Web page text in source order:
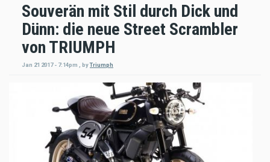
Souverän mit Stil durch Dick und
Dünn: die neue Street Scrambler
von TRIUMPH
Jan 21 2017 - 7:14pm byTriumph